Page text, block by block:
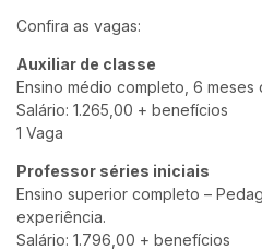
Confira as vagas:
Auxiliar de classe
Ensino médio completo, 6 meses
Salário: 1.265,00 + benefícios
1 Vaga
Professor séries iniciais
Ensino superior completo –
experiência.
Salário: 1.796,00 + benefícios